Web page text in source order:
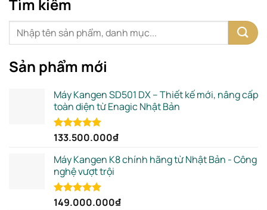
Tìm kiếm
Sản phẩm mới
Máy Kangen SD501 DX – Thiết kế mới, nâng cấp
toàn diện từ Enagic Nhật Bản
Rated5.00
133.500.000₫
Máy Kangen K8 chính hãng từ Nhật Bản - Công
nghệ vượt trội
Rated5.00
149.000.000₫